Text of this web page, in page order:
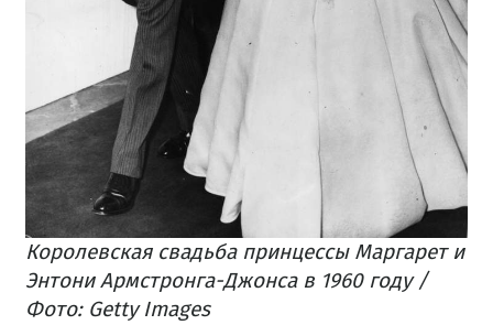
Королевская свадьба принцессы Маргарет и
Энтони Армстронга-Джонса в 1960 году /
Фото: Getty Images